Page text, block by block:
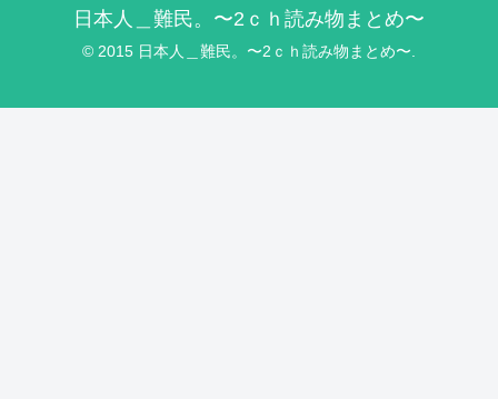
日本人＿難民。〜2ｃｈ読み物まとめ〜
© 2015 日本人＿難民。〜2ｃｈ読み物まとめ〜.